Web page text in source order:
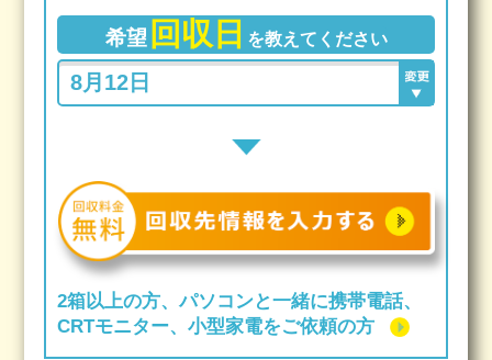
希望 回収日 を教えてください
2箱以上の方、パソコンと一緒に携帯電話、
CRTモニター、小型家電をご依頼の方